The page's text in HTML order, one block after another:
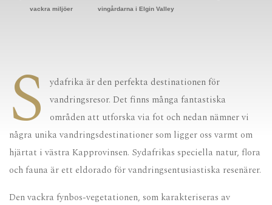
vackra miljöer
vingårdarna i Elgin Valley
S
ydafrika är den perfekta destinationen för
vandringsresor. Det finns många fantastiska
områden att utforska via fot och nedan nämner vi
några unika vandringsdestinationer som ligger oss varmt om
hjärtat i västra Kapprovinsen. Sydafrikas speciella natur, flora
och fauna är ett eldorado för vandringsentusiastiska resenärer.
Den vackra fynbos-vegetationen, som karakteriseras av